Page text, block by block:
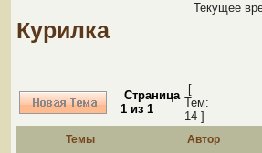
Текущее
Курилка
Страница
1 из 1
[
Тем:
14 ]
Темы Автор